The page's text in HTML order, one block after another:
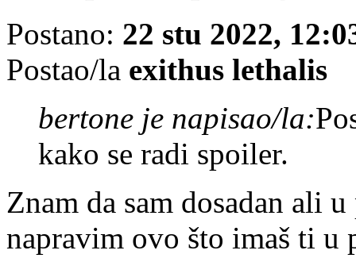
Postano: 22 stu 2022,
Postao/la exithus lethalis
bertone je napisao/la:
kako se radi spoiler.
Znam da sam dosadan ali
napravim ovo što imaš ti